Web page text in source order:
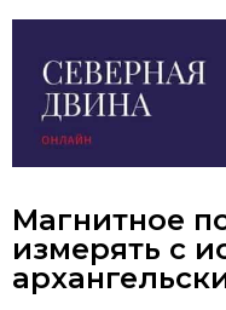
Магнитное
измерять с